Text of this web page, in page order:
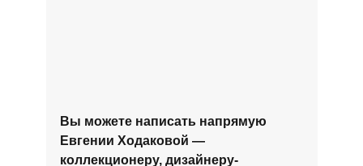
Вы можете написать напрямую
Евгении Ходаковой —
коллекционеру, дизайнеру-